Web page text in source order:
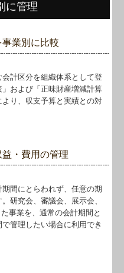
に管理
業別に比較
計区分を組織体系として登
および「正味財産増減計算
り、収支予算と実績との対
・費用の管理
間にとらわれず、任意の期
研究会、審議会、展示会、
事業を、通常の会計期間と
管理したい場合に利用でき